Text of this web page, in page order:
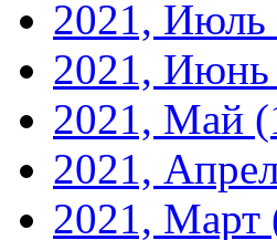
2021, Июль
2021, Июнь
2021, Май
2021,
2021, Март